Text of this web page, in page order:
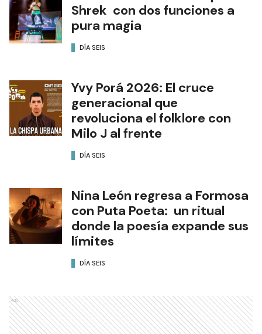
Shrek con dos funciones a
pura magia
DÍA SEIS
Yvy Porá 2026: El cruce
generacional que
revoluciona el folklore con
Milo J al frente
DÍA SEIS
Nina León regresa a Formosa
con Puta Poeta: un ritual
donde la poesía expande sus
límites
DÍA SEIS
Ads